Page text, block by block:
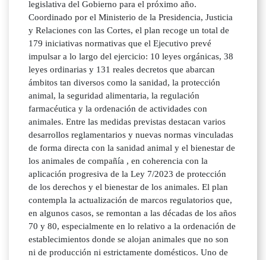
legislativa del Gobierno para el próximo año.
Coordinado por el Ministerio de la Presidencia, Justicia
y Relaciones con las Cortes, el plan recoge un total de
179 iniciativas normativas que el Ejecutivo prevé
impulsar a lo largo del ejercicio: 10 leyes orgánicas, 38
leyes ordinarias y 131 reales decretos que abarcan
ámbitos tan diversos como la sanidad, la protección
animal, la seguridad alimentaria, la regulación
farmacéutica y la ordenación de actividades con
animales. Entre las medidas previstas destacan varios
desarrollos reglamentarios y nuevas normas vinculadas
de forma directa con la sanidad animal y el bienestar de
los animales de compañía , en coherencia con la
aplicación progresiva de la Ley 7/2023 de protección
de los derechos y el bienestar de los animales. El plan
contempla la actualización de marcos regulatorios que,
en algunos casos, se remontan a las décadas de los años
70 y 80, especialmente en lo relativo a la ordenación de
establecimientos donde se alojan animales que no son
ni de producción ni estrictamente domésticos. Uno de